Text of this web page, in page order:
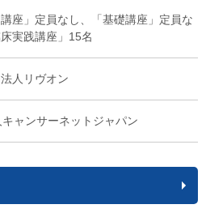
講座」定員なし、「基礎講座」定員な
実践講座」15名
人リヴオン
キャンサーネットジャパン